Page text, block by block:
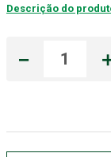
Descrição do
－
8º Gaze